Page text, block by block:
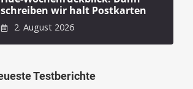
Hue-Wochenrückblick: Dann
schreiben wir halt Postkarten